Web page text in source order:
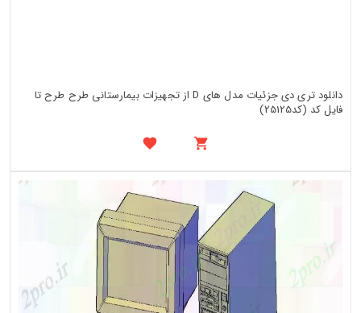
دانلود تری دی جزئیات مدل های D از تجهیزات بیمارستانی طرح طرح تا
فایل کد (کد25125)